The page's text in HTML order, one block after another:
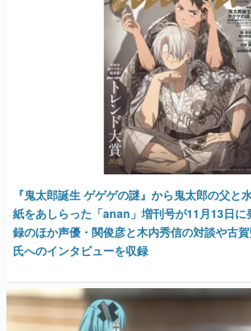
『鬼太郎誕生 ゲゲゲの謎』から鬼太郎の父と
紙をあしらった「anan」増刊号が11月13日に
録のほか声優・関俊彦と木内秀信の対談や古
氏へのインタビューを収録